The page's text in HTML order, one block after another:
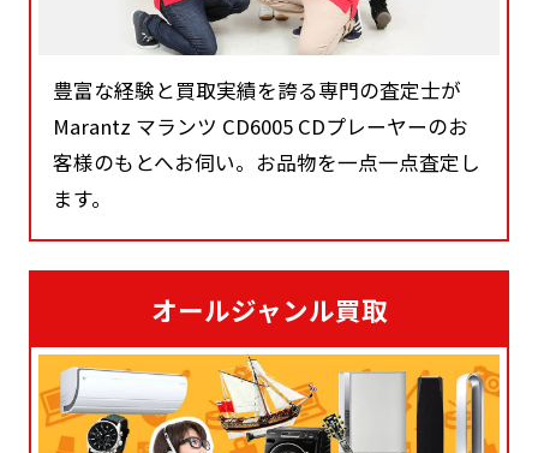
豊富な経験と買取実績を誇る専門の査定士が
Marantz マランツ CD6005 CDプレーヤーのお
客様のもとへお伺い。お品物を一点一点査定し
ます。
オールジャンル買取